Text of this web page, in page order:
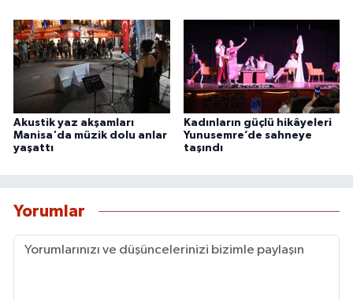
Akustik yaz akşamları
Manisa'da müzik dolu anlar
yaşattı
Kadınların güçlü hikâyeleri
Yunusemre’de sahneye
taşındı
Yorumlar